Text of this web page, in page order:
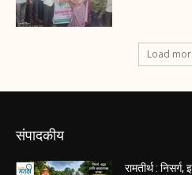
Load
संपादकीय
रामतीर्थ :